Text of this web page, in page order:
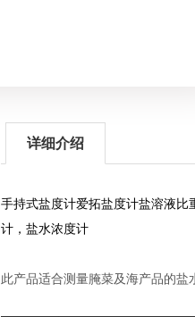
详细介绍
手持式盐度计爱拓盐度计盐溶液比
计，盐水浓度计
此产品适合测量腌菜及海产品的盐